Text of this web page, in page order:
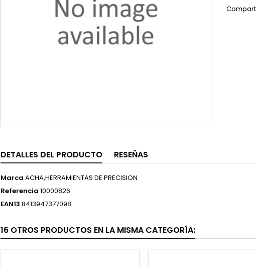
DETALLES DEL PRODUCTO RESEÑAS
Marca ACHA,HERRAMIENTAS DE PRECISION
Referencia 10000826
EAN13 8413947377098
16 OTROS PRODUCTOS EN LA MISMA CATEGORÍA: